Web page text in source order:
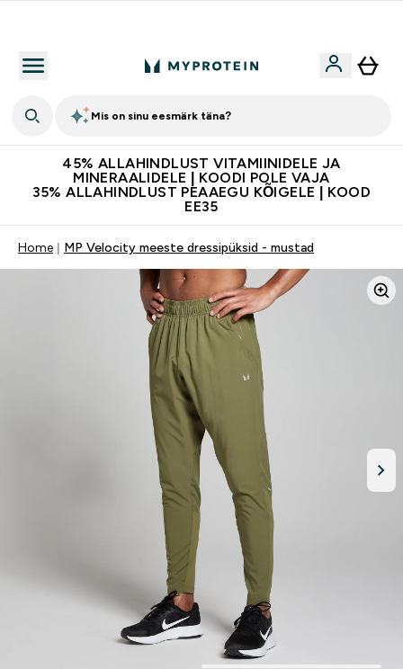
Mis on sinu eesmärk täna?
45% ALLAHINDLUST VITAMIINIDELE JA
MINERAALIDELE | KOODI POLE VAJA
35% ALLAHINDLUST PEAAEGU KÕIGELE | KOOD
EE35
Home MP Velocity meeste dressipüksid - mustad